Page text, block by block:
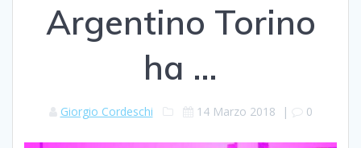
Argentino Torino
ha …
Giorgio Cordeschi 14 Marzo 2018 | 0